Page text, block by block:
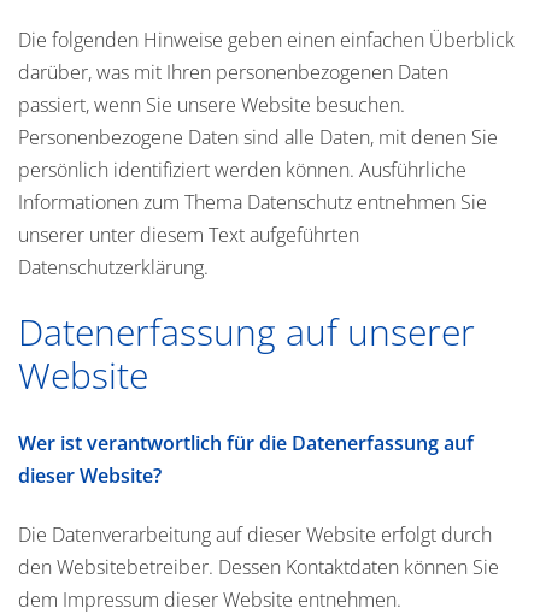
Die folgenden Hinweise geben einen einfachen Überblick
darüber, was mit Ihren personenbezogenen Daten
passiert, wenn Sie unsere Website besuchen.
Personenbezogene Daten sind alle Daten, mit denen Sie
persönlich identifiziert werden können. Ausführliche
Informationen zum Thema Datenschutz entnehmen Sie
unserer unter diesem Text aufgeführten
Datenschutzerklärung.
Datenerfassung auf unserer
Website
Wer ist verantwortlich für die Datenerfassung auf
dieser Website?
Die Datenverarbeitung auf dieser Website erfolgt durch
den Websitebetreiber. Dessen Kontaktdaten können Sie
dem Impressum dieser Website entnehmen.